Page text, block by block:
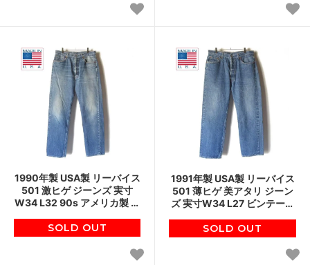
1990年製 USA製 リーバイス
501 激ヒゲ ジーンズ 実寸
W34 L32 90s アメリカ製 ビ
D151
SOLD OUT
1991年製 USA製 リーバイス
501 薄ヒゲ 美アタリ ジーン
ズ 実寸W34 L27 ビンテージ
D151
SOLD OUT